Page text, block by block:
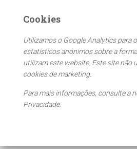
Cookies
Utilizamos o Google Analytics para
estatísticos anónimos sobre a
utilizam este website. Este site não
cookies de marketing.
Para mais informações, consulte a
Privacidade.